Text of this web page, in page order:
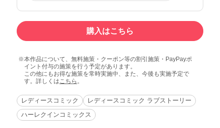
購入はこちら
本作品について、無料施策・クーポン等の割引施策・PayPayポ
イント付与の施策を行う予定があります。
この他にもお得な施策を常時実施中、また、今後も実施予定で
す。詳しくは こちら 。
レディースコミック
レディースコミック ラブストーリー
ハーレクインコミックス